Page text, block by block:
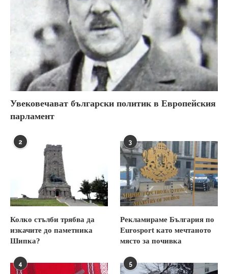
Увековечават български политик в Европейския
парламент
2
Колко стълби трябва да
изкачите до паметника
Шипка?
3
Рекламираме България по
Eurosport като мечтаното
място за почивка
4 5